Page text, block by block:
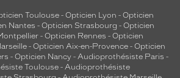
Toulouse- Opticien Lyon - Opticien
Nantes - Opticien Strasbourg - Opticien
- Opticien Rennes - Opticien
- Opticien Aix-en-Provence - Opticien
- Opticien Nancy - Audioprothésiste Paris -
Toulouse- Audioprothésiste